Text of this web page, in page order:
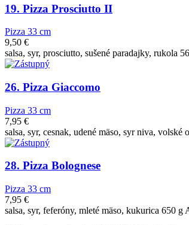
19. Pizza Prosciutto II
Pizza 33 cm
9,50 €
salsa, syr, prosciutto, sušené paradajky, rukola
26. Pizza Giaccomo
Pizza 33 cm
7,95 €
salsa, syr, cesnak, udené mäso, syr niva,
28. Pizza Bolognese
Pizza 33 cm
7,95 €
salsa, syr, feferóny, mleté mäso, kukurica 650 g